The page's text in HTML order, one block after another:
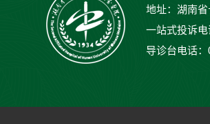
地址：湖南
一站式投诉
导诊台电话